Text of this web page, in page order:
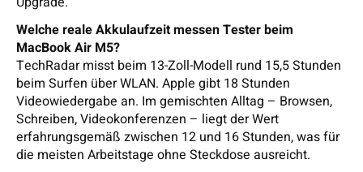
Welche reale Akkulaufzeit messen Tester beim
MacBook Air M5?
TechRadar misst beim 13-Zoll-Modell rund 15,5 Stunden
beim Surfen über WLAN. Apple gibt 18 Stunden
Videowiedergabe an. Im gemischten Alltag – Browsen,
Schreiben, Videokonferenzen – liegt der Wert
erfahrungsgemäß zwischen 12 und 16 Stunden, was für
die meisten Arbeitstage ohne Steckdose ausreicht.